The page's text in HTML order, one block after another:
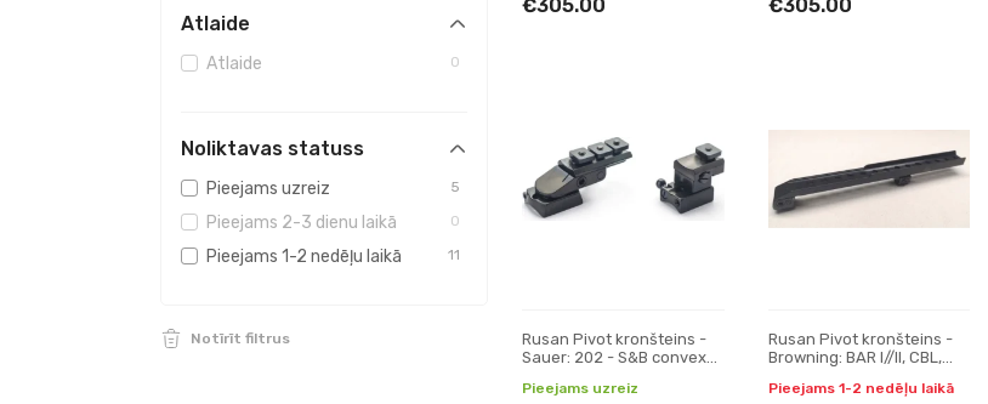
Atlaide
Atlaide 0
Noliktavas statuss
Pieejams uzreiz 5
Pieejams 2-3 dienu laikā 0
Pieejams 1-2 nedēļu laikā 11
Notīrīt filtrus
€305.00 €305.00
Rusan Pivot kronšteins -
Sauer: 202 - S&B convex
Pieejams uzreiz
Rusan Pivot kronšteins -
Browning: BAR I//II, CBL,
Winchester SXR - Puls
Pieejams 1-2 nedēļu laikā